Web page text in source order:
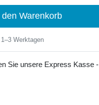
den Warenkorb
Werktagen
Sie unsere Express Kasse -